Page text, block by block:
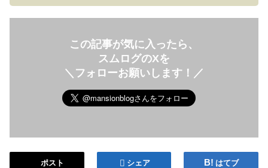
この記事が気に入ったら、
スムログのXを
＼フォローお願いします！／
ポスト シェア はてブ